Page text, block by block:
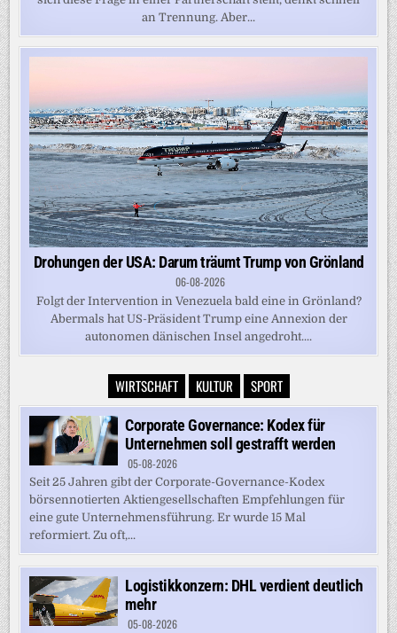
an Trennung. Aber...
Drohungen der USA: Darum träumt Trump von Grönland
06-08-2026
Folgt der Intervention in Venezuela bald eine in Grönland?
Abermals hat US-Präsident Trump eine Annexion der
autonomen dänischen Insel angedroht....
WIRTSCHAFT KULTUR SPORT
Corporate Governance: Kodex für
Unternehmen soll gestrafft werden
05-08-2026
Seit 25 Jahren gibt der Corporate-Governance-Kodex
börsennotierten Aktiengesellschaften Empfehlungen für
eine gute Unternehmensführung. Er wurde 15 Mal
reformiert. Zu oft,...
Logistikkonzern: DHL verdient deutlich
mehr
05-08-2026